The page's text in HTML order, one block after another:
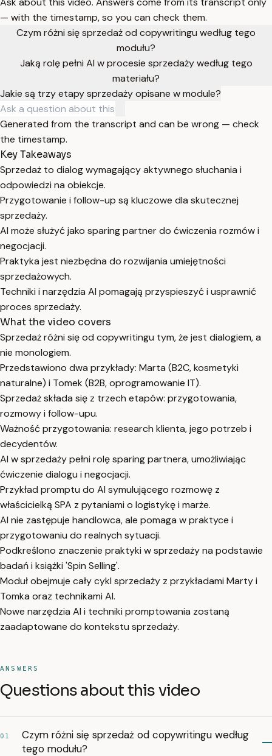
— with the timestamp, so you can check them.
Czym różni się sprzedaż od copywritingu według tego
modułu?
Jaką rolę pełni AI w procesie sprzedaży według tego
materiału?
Jakie są trzy etapy sprzedaży opisane w module?
Generated from the transcript and can be wrong — check
the timestamp.
Key Takeaways
Sprzedaż to dialog wymagający aktywnego słuchania i
odpowiedzi na obiekcje.
Przygotowanie i follow-up są kluczowe dla skutecznej
sprzedaży.
AI może służyć jako sparing partner do ćwiczenia rozmów i
negocjacji.
Praktyka jest niezbędna do rozwijania umiejętności
sprzedażowych.
Techniki i narzędzia AI pomagają przyspieszyć i usprawnić
proces sprzedaży.
What the video covers
Sprzedaż różni się od copywritingu tym, że jest dialogiem, a
nie monologiem.
Przedstawiono dwa przykłady: Marta (B2C, kosmetyki
naturalne) i Tomek (B2B, oprogramowanie IT).
Sprzedaż składa się z trzech etapów: przygotowania,
rozmowy i follow-upu.
Ważność przygotowania: research klienta, jego potrzeb i
decydentów.
AI w sprzedaży pełni rolę sparing partnera, umożliwiając
ćwiczenie dialogu i negocjacji.
Przykład promptu do AI symulującego rozmowę z
właścicielką SPA z pytaniami o logistykę i marże.
AI nie zastępuje handlowca, ale pomaga w praktyce i
przygotowaniu do realnych sytuacji.
Podkreślono znaczenie praktyki w sprzedaży na podstawie
badań i książki 'Spin Selling'.
Moduł obejmuje cały cykl sprzedaży z przykładami Marty i
Tomka oraz technikami AI.
Nowe narzędzia AI i techniki promptowania zostaną
zaadaptowane do kontekstu sprzedaży.
ANSWERS
Questions about this video
01
Czym różni się sprzedaż od copywritingu według
tego modułu?